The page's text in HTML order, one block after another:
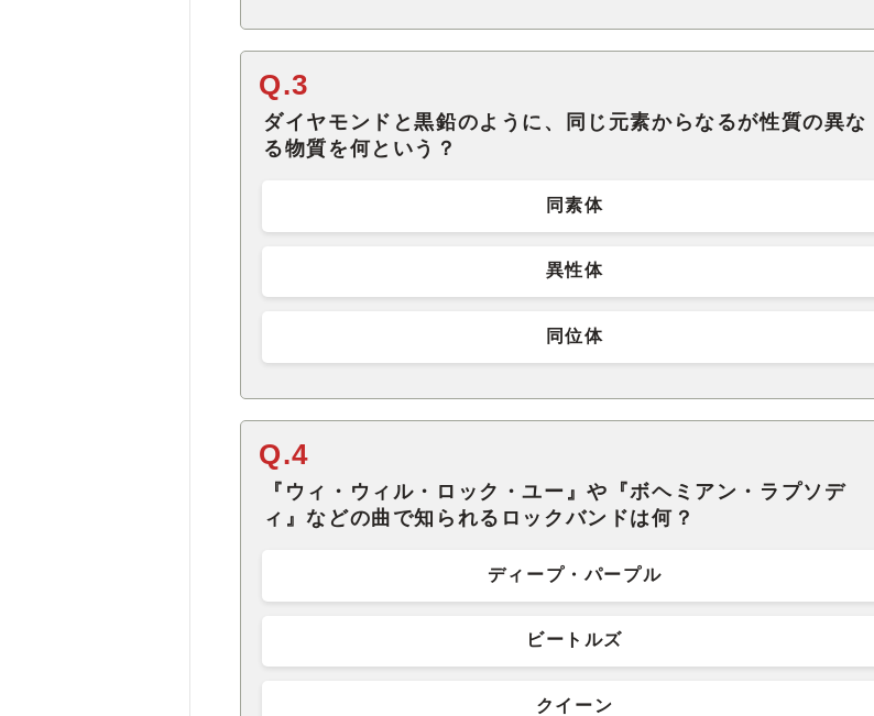
Q.3
ダイヤモンドと黒鉛のように、同じ元素からなるが性質の異な
る物質を何という？
同素体
異性体
同位体
Q.4
『ウィ・ウィル・ロック・ユー』や『ボヘミアン・ラプソデ
ィ』などの曲で知られるロックバンドは何？
ディープ・パープル
ビートルズ
クイーン